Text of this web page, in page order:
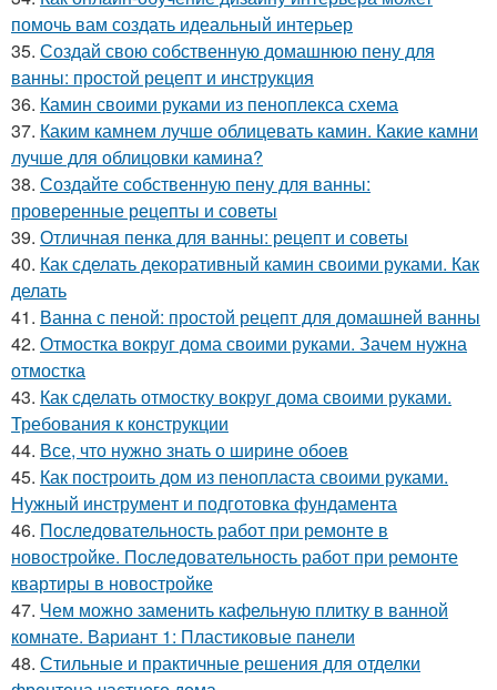
помочь вам создать идеальный интерьер
35. Создай свою собственную домашнюю пену для
ванны: простой рецепт и инструкция
36. Камин своими руками из пеноплекса схема
37. Каким камнем лучше облицевать камин. Какие камни
лучше для облицовки камина?
38. Создайте собственную пену для ванны:
проверенные рецепты и советы
39. Отличная пенка для ванны: рецепт и советы
40. Как сделать декоративный камин своими руками. Как
делать
41. Ванна с пеной: простой рецепт для домашней ванны
42. Отмостка вокруг дома своими руками. Зачем нужна
отмостка
43. Как сделать отмостку вокруг дома своими руками.
Требования к конструкции
44. Все, что нужно знать о ширине обоев
45. Как построить дом из пенопласта своими руками.
Нужный инструмент и подготовка фундамента
46. Последовательность работ при ремонте в
новостройке. Последовательность работ при ремонте
квартиры в новостройке
47. Чем можно заменить кафельную плитку в ванной
комнате. Вариант 1: Пластиковые панели
48. Стильные и практичные решения для отделки